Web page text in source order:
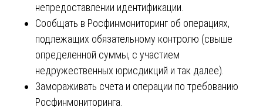
непредоставлении идентификации.
Сообщать в Росфинмониторинг об операциях,
подлежащих обязательному контролю (свыше
определенной суммы, с участием
недружественных юрисдикций и так далее).
Замораживать счета и операции по требованию
Росфинмониторинга.